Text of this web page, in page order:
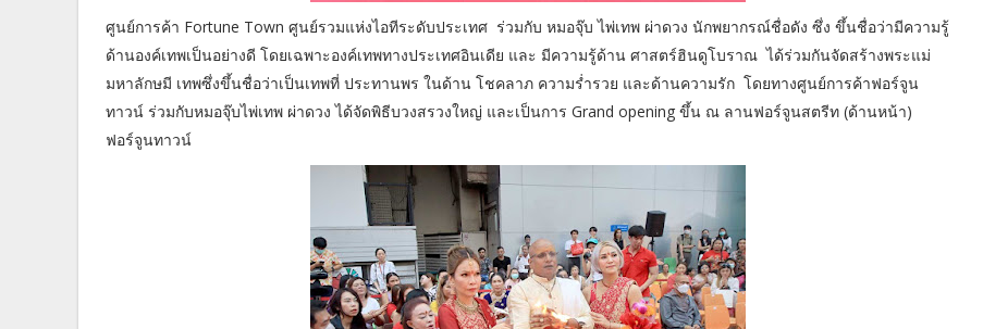
ศูนย์การค้า Fortune Town ศูนย์รวมแห่งไอทีระดับประเทศ ร่วมกับ หมอจุ๊บ ไพ่เทพ ผ่าดวง นักพยากรณ์ชื่อดัง ซึ่ง ขึ้นชื่อว่ามีความรู้
ด้านองค์เทพเป็นอย่างดี โดยเฉพาะองค์เทพทางประเทศอินเดีย และ มีความรู้ด้าน ศาสตร์ฮินดูโบราณ ได้ร่วมกันจัดสร้างพระแม่
มหาลักษมี เทพซึ่งขึ้นชื่อว่าเป็นเทพที่ ประทานพร ในด้าน โชคลาภ ความร่ำรวย และด้านความรัก โดยทางศูนย์การค้าฟอร์จูน
ทาวน์ ร่วมกับหมอจุ๊บไพ่เทพ ผ่าดวง ได้จัดพิธีบวงสรวงใหญ่ และเป็นการ Grand opening ขึ้น ณ ลานฟอร์จูนสตรีท (ด้านหน้า)
ฟอร์จูนทาวน์